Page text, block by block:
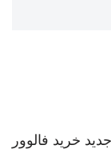
خرید فالوور